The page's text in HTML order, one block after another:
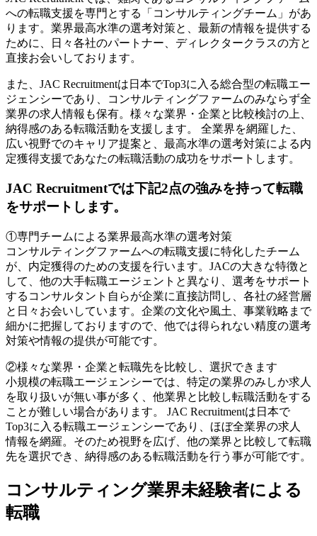
への転職支援を専門とする「コンサルティングチーム」があ
ります。業界最高水準の選考対策と、最新の情報を提供する
ために、日々各社のパートナー、ディレクタークラスの方と
直接お会いしております。
また、JAC Recruitmentは日本でTop3に入る総合型の転職エー
ジェンシーであり、コンサルティングファームのみならず全
業界の求人情報も保有。様々な業界・企業と比較検討の上、
納得感のある転職活動を支援します。 全業界を網羅した、
広い視野でのキャリア提案と、最高水準の選考対策による内
定獲得支援であなたの転職活動の成功をサポートします。
JAC Recruitmentでは下記2点の強みを持って転職
をサポートします。
①専門チームによる業界最高水準の選考対策
コンサルティングファームへの転職支援に特化したチーム
が、内定獲得のための支援を行います。JACの大きな特徴と
して、他の大手転職エージェントと異なり、選考をサポート
するコンサルタント自らが企業に直接訪問し、各社の経営層
と日々お会いしています。企業の文化や風土、事業戦略まで
細かに把握しておりますので、他では得られない精度の選考
対策や情報の提供が可能です。
②様々な業界・企業と転職先を比較し、選択できます
小規模の転職エージェンシーでは、特定の業界のみしか求人
を取り扱いが無い事が多く、他業界と比較し転職活動をする
ことが難しい場合があります。 JAC Recruitmentは日本で
Top3に入る転職エージェンシーであり、ほぼ全業界の求人
情報を網羅。そのため視野を広げ、他の業界と比較して転職
先を選択でき、納得感のある転職活動を行う事が可能です。
コンサルティング業界未経験者による
転職